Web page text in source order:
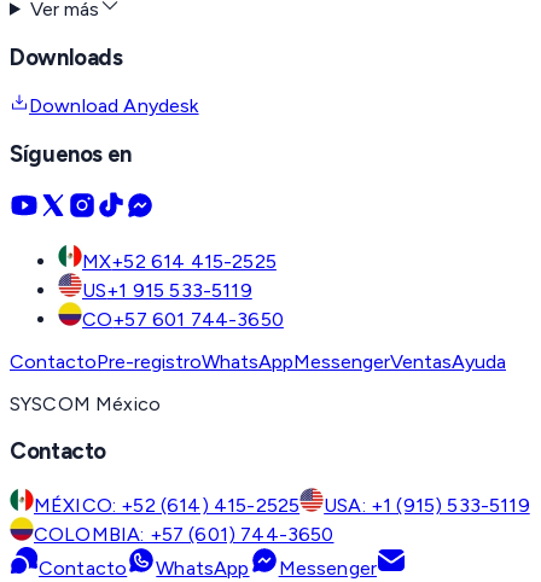
Ver más
Downloads
Download Anydesk
Síguenos en
MX+52 614 415-2525
US+1 915 533-5119
CO+57 601 744-3650
ContactoPre-registroWhatsAppMessengerVentasAyuda
SYSCOM México
Contacto
MÉXICO: +52 (614) 415-2525
USA: +1 (915) 533-5119
COLOMBIA: +57 (601) 744-3650
Contacto
WhatsApp Messenger